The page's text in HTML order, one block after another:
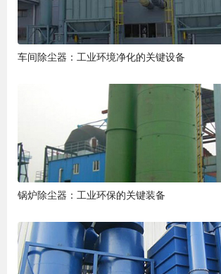
车间除尘器：工业环境净化的关键设备
锅炉除尘器：工业环保的关键装备